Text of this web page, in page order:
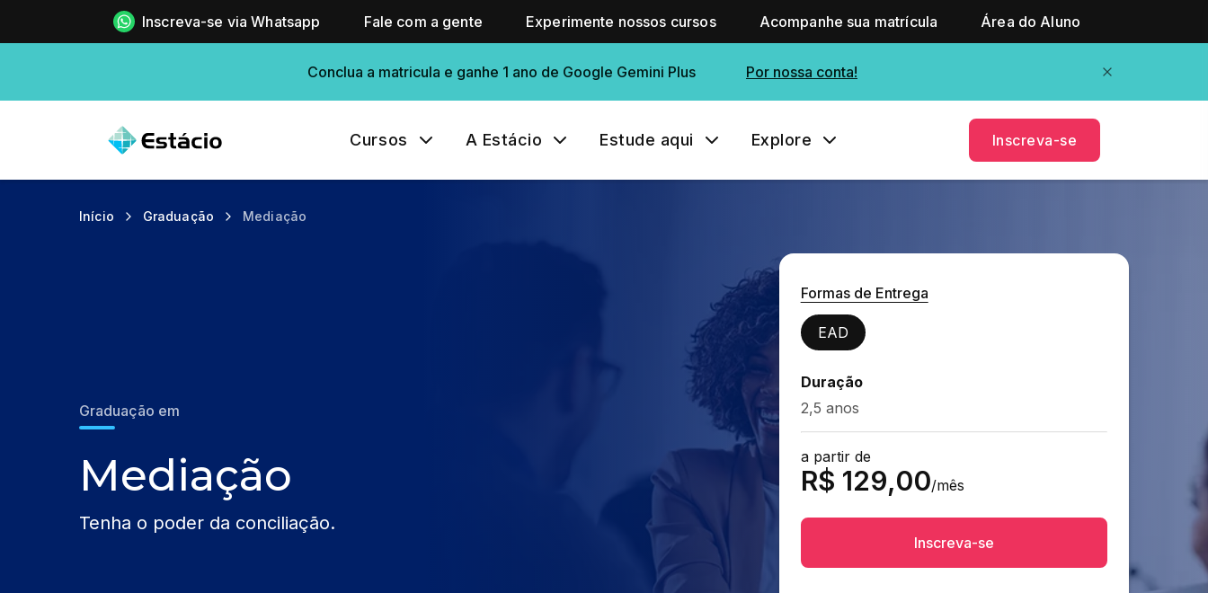
Inscreva-se via Whatsapp Fale com a gente Experimente nossos cursos Acompanhe sua matrícula Área do Aluno
Conclua a matricula e ganhe 1 ano de Google Gemini Plus Por nossa conta!
Cursos A Estácio Estude aqui Explore Inscreva-se
Início Graduação Mediação
Graduação em
Mediação
Tenha o poder da conciliação.
Formas de Entrega
EAD
Duração
2,5 anos
a partir de
R$ 129,00/mês
Inscreva-se